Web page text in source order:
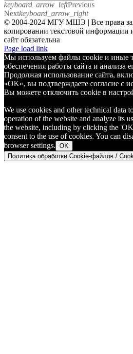
keyboard_arrow_leftPrevious
Nextkeyboard_arrow_right
© 2004-2024 МГУ МШЭ | Все права
копировании текстовой информации
сайт обязательна
Telegram
Page load link
Мы используем файлы cookie и иные
обеспечения работы сайта и анализа
Продолжая использование сайта,
«OK», вы подтверждаете согласие с
Вы можете отключить cookie в
We use cookies and other technical data
operation of the website and analyze its
the website, including by clicking the
consent to the use of cookies. You can
browser settings. OK
Политика обработки Cookie-файлов /